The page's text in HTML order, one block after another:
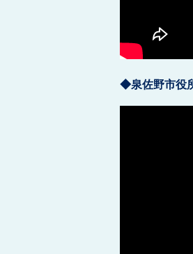
◆泉佐野市役